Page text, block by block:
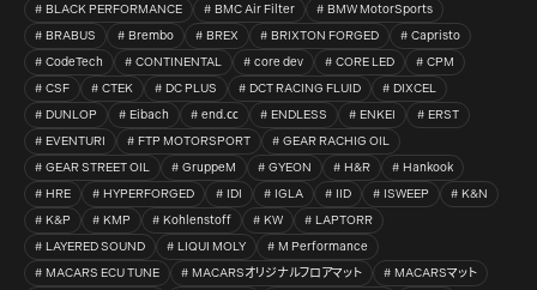
BLACK PERFORMANCE
BMC Air Filter
BMW MotorSports
BRABUS
Brembo BREX BRIXTON FORGED
Capristo
CodeTech
CONTINENTAL core dev CORE LED
CPM
CSF
CTEK DC PLUS DCT RACING FLUID
DIXCEL
DUNLOP
Eibach end.㏄ ENDLESS ENKEI
ERST
EVENTURI
FTP MOTORSPORT
GEAR RACHIG OIL
GEAR STREET OIL
GruppeM GYEON H&R
Hankook
HRE
HYPERFORGED IDI IGLA IID ISWEEP
K&N
K&P
KMP Kohlenstoff KW
LAPTORR
LAYERED SOUND
LIQUI MOLY
M Performance
MACARS ECU TUNE
MACARSオリジナルフロアマット
MACARSマット